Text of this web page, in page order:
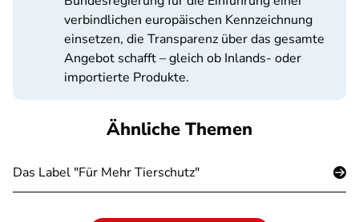
verbindlichen europäischen Kennzeichnung
einsetzen, die Transparenz über das gesamte
Angebot schafft – gleich ob Inlands- oder
importierte Produkte.
Ähnliche Themen
Das Label "Für Mehr Tierschutz"